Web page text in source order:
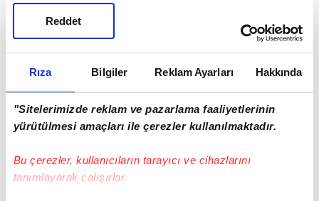
Rıza Bilgiler Reklam Ayarları Hakkında
"Sitelerimizde reklam ve pazarlama faaliyetlerinin
yürütülmesi amaçları ile çerezler kullanılmaktadır.
Bu çerezler, kullanıcıların tarayıcı ve cihazlarını
tanımlayarak çalışırlar.
Reddet